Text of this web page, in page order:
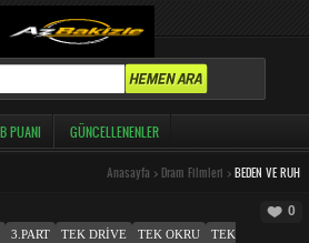
PUANI GÜNCELLENENLER
Anasayfa > Dram Filmleri > BEDEN VE RUH
0
3.PART TEK DRIVE TEK OKRU TEK